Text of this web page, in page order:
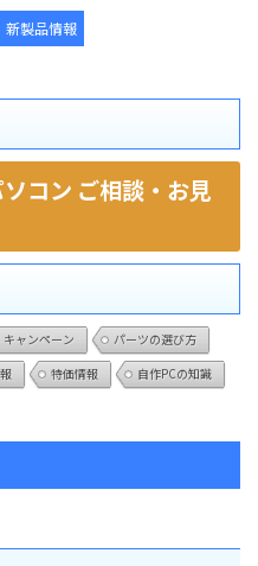
新製品情報
コン ご相談・お見
キャンペーン
パーツの選び方
特価情報
自作PCの知識